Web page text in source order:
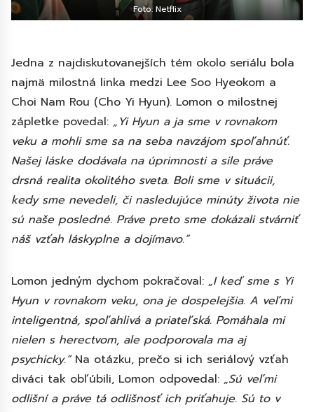
Foto: Netflix
Jedna z najdiskutovanejších tém okolo seriálu bola
najmä milostná linka medzi Lee Soo Hyeokom a
Choi Nam Rou (Cho Yi Hyun). Lomon o milostnej
zápletke povedal: „Yi Hyun a ja sme v rovnakom
veku a mohli sme sa na seba navzájom spoľahnúť.
Našej láske dodávala na úprimnosti a sile práve
drsná realita okolitého sveta. Boli sme v situácii,
kedy sme nevedeli, či nasledujúce minúty života nie
sú naše posledné. Práve preto sme dokázali stvárniť
náš vzťah láskyplne a dojímavo.”
Lomon jedným dychom pokračoval: „I keď sme s Yi
Hyun v rovnakom veku, ona je dospelejšia. A veľmi
inteligentná, spoľahlivá a priateľská. Pomáhala mi
nielen s herectvom, ale podporovala ma aj
psychicky.” Na otázku, prečo si ich seriálový vzťah
diváci tak obľúbili, Lomon odpovedal: „Sú veľmi
odlišní a práve tá odlišnosť ich priťahuje. Sú to v